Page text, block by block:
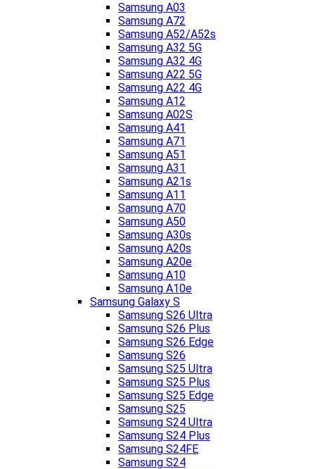
Samsung A03
Samsung A72
Samsung A52/A52s
Samsung A32 5G
Samsung A32 4G
Samsung A22 5G
Samsung A22 4G
Samsung A12
Samsung A02S
Samsung A41
Samsung A71
Samsung A51
Samsung A31
Samsung A21s
Samsung A11
Samsung A70
Samsung A50
Samsung A30s
Samsung A20s
Samsung A20e
Samsung A10
Samsung A10e
Samsung Galaxy S
Samsung S26 Ultra
Samsung S26 Plus
Samsung S26 Edge
Samsung S26
Samsung S25 Ultra
Samsung S25 Plus
Samsung S25 Edge
Samsung S25
Samsung S24 Ultra
Samsung S24 Plus
Samsung S24FE
Samsung S24